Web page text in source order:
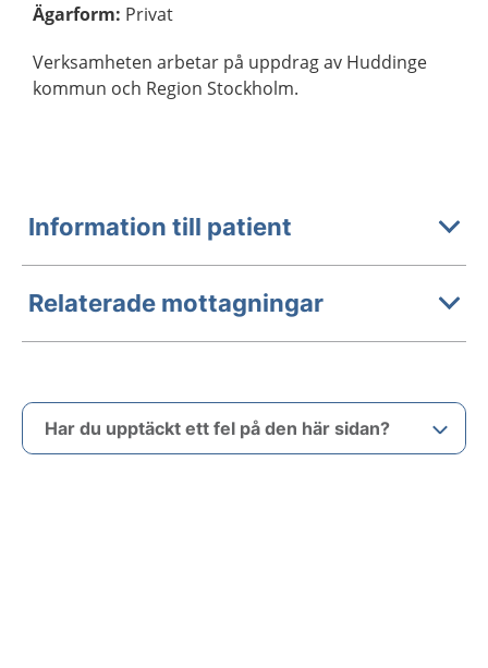
Ägarform: Privat
Verksamheten arbetar på uppdrag av Huddinge
kommun och Region Stockholm.
Information till patient
Relaterade mottagningar
Har du upptäckt ett fel på den här sidan?